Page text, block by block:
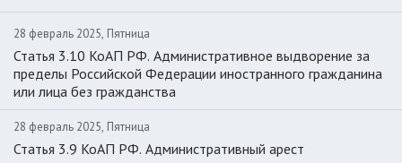
28 февраль 2025, Пятница
Статья 3.10 КоАП РФ. Административное выдворение за
пределы Российской Федерации иностранного гражданина
или лица без гражданства
28 февраль 2025, Пятница
Статья 3.9 КоАП РФ. Административный арест